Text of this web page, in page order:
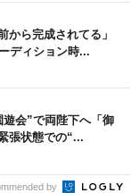
から完成されてる」
ディション時...
会”で両陛下へ「御
状態での“...
by